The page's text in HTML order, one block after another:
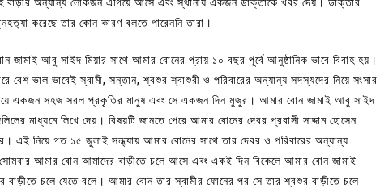
করেছে তার কোন কারণ বলতে পারেননি তারা।
আবু সাইদ মিয়ার সাথে আমার বোনের প্রায় ১০ বছর পূর্বে আনুষ্ঠানিক ভাবে বিবাহ হয়।
বেশ ভাল ভাবেই স্বামী, সন্তান, শ্বশুর শ্বাশুরী ও পরিবারের অন্যান্য সদস্যদের নিয়ে সংসার
একজন সহজ সরল প্রকৃতির মানুষ এবং সে একজন দিন মুজুর। আমার বোন জামাই আবু সাইদ
মাধ্যমে লিখে দেয়। বিষয়টি জানতে পেরে আমার বোনের দেবর প্রবাসী সাদ্দাম হোসেন
এই নিয়ে গত ১৫ জুলাই সন্ধ্যায় আমার বোনের সাথে তার দেবর ও পরিবারের অন্যান্য
আমার বোন আমাদের বাড়ীতে চলে আসে এবং একই দিন বিকেলে আমার বোন জামাই
চলে যেতে বলে। আমার বোন তার স্বামীর ফোনের পর সে তার শ্বশুর বাড়ীতে চলে
আজ; ১৭টি
আদর্শ সমাজ বিনির্মাণে সহায়ক ভুমিকা রাখে
ছাত্রসমাজ- প্রেসক্লাব সভাপতি